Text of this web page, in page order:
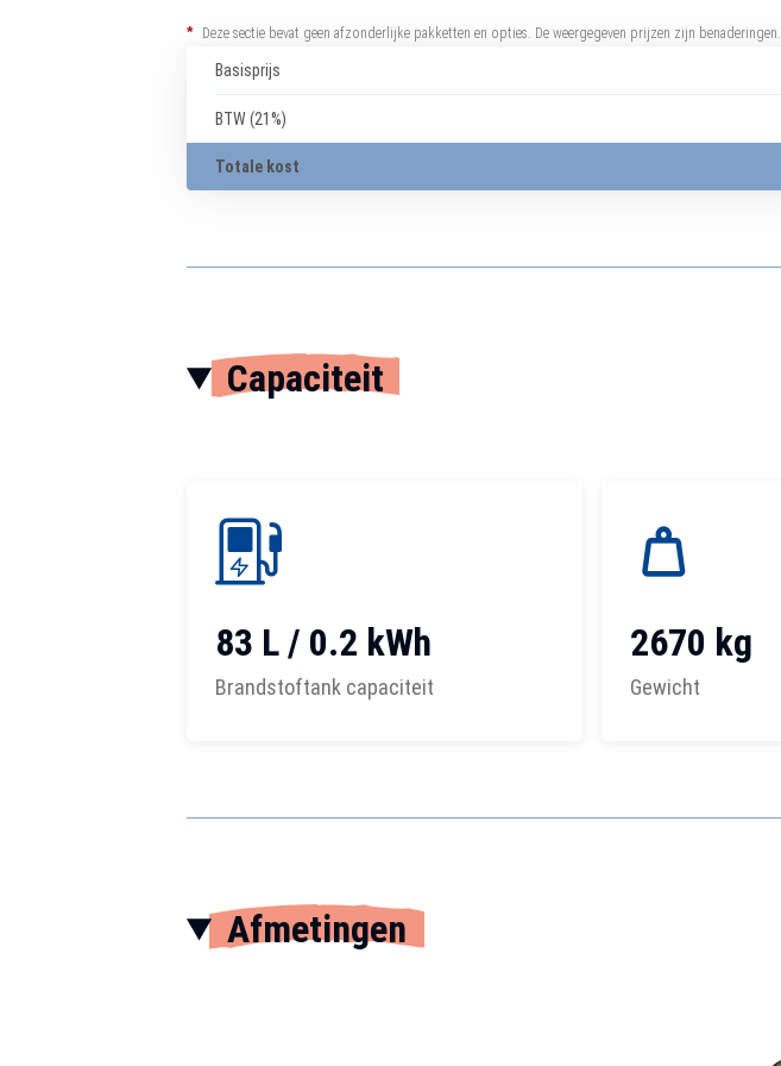
* Deze sectie bevat geen afzonderlijke pakketten en opties. De weergegeven prijzen zijn benaderingen.
Basisprijs
BTW (21%)
Totale kost
Capaciteit
83 L / 0.2 kWh
Brandstoftank capaciteit
2670 kg
Gewicht
Afmetingen